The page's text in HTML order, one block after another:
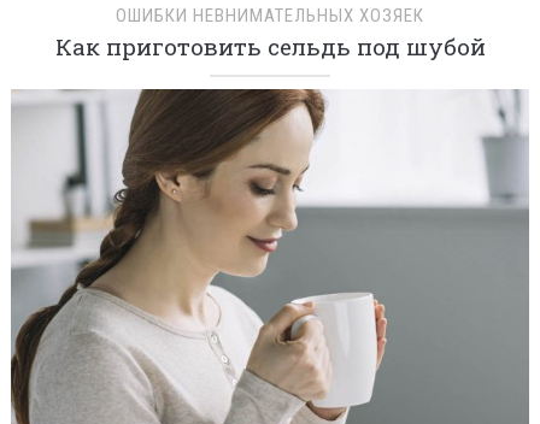
ОШИБКИ НЕВНИМАТЕЛЬНЫХ ХОЗЯЕК
Как приготовить сельдь под шубой